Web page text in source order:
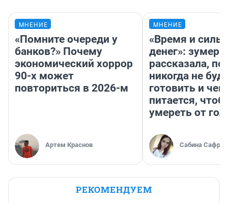
МНЕНИЕ
«Помните очереди у
банков?» Почему
экономический хоррор
90-х может
повториться в 2026-м
Артем Краснов
МНЕНИЕ
«Время и
денег»:
рассказала,
никогда не
готовить и чем
питается,
умереть от
Сабина
РЕКОМЕНДУЕМ